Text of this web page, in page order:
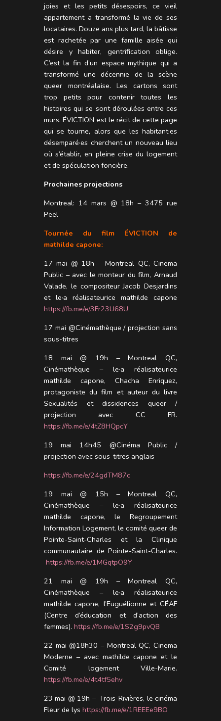
joies et les petits désespoirs, ce vieil
appartement a transformé la vie de ses
locataires. Douze ans plus tard, la bâtisse
est rachetée par une famille aisée qui
désire y habiter, gentrification oblige.
C’est la fin d’un espace mythique qui a
transformé une décennie de la scène
queer montréalaise. Les cartons sont
trop petits pour contenir toutes les
histoires qui se sont déroulées entre ces
murs. ÉVICTION est le récit de cette page
qui se tourne, alors que les habitant·es
désemparé·es cherchent un nouveau lieu
où s’établir, en pleine crise du logement
et de spéculation foncière.
Prochaines projections
Montreal: 14 mars @ 18h – 3475 rue
Peel
Tournée du film ÉVICTION de
mathilde capone:
17 mai @ 18h – Montreal QC, Cinema
Public – avec le monteur du film, Arnaud
Valade, le compositeur Jacob Desjardins
et le·a réalisateurice mathilde capone
https://fb.me/e/3Fr23U68U
17 mai @Cinémathèque / projection sans
sous-titres
18 mai @ 19h – Montreal QC,
Cinémathèque – le·a réalisateurice
mathilde capone, Chacha Enriquez,
protagoniste du film et auteur du livre
Sexualités et dissidences queer /
projection avec CC FR.
https://fb.me/e/4tZ8HQpcY
19 mai 14h45 @Cinéma Public /
projection avec sous-titres anglais
https://fb.me/e/24gdTM87c
19 mai @ 15h – Montreal QC,
Cinémathèque – le·a réalisateurice
mathilde capone, le Regroupement
Information Logement, le comité queer de
Pointe-Saint-Charles et la Clinique
communautaire de Pointe-Saint-Charles.
https://fb.me/e/1MGqtpO9Y
21 mai @ 19h – Montreal QC,
Cinémathèque – le·a réalisateurice
mathilde capone, l’Euguélionne et CÉAF
(Centre d’éducation et d’action des
femmes). https://fb.me/e/1S2g9pvQB
22 mai @18h30 – Montreal QC, Cinema
Moderne – avec mathilde capone et le
Comité logement Ville-Marie.
https://fb.me/e/4t4tf5ehv
23 mai @ 19h – Trois-Rivières, le cinéma
Fleur de lys https://fb.me/e/1REEEe9BO